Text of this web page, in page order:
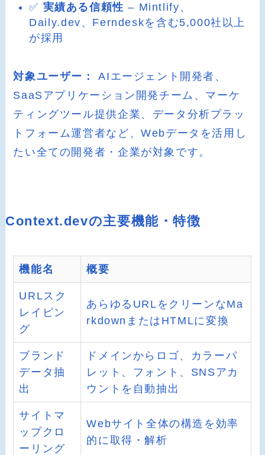
✅ 実績ある信頼性 – Mintlify、
Daily.dev、Ferndeskを含む5,000社以上
が採用
対象ユーザー：
AIエージェント開発者、
SaaSアプリケーション開発チーム、マーケ
ティングツール提供企業、データ分析プラッ
トフォーム運営者など、Webデータを活用し
たい全ての開発者・企業が対象です。
Context.devの主要機能・特徴
機能名 概要
URLスク
レイピン
グ
あらゆるURLをクリーンなMa
rkdownまたはHTMLに変換
ブランド
データ抽
出
ドメインからロゴ、カラーパ
レット、フォント、SNSアカ
ウントを自動抽出
サイトマ
ップクロ
ーリング
Webサイト全体の構造を効率
的に取得・解析